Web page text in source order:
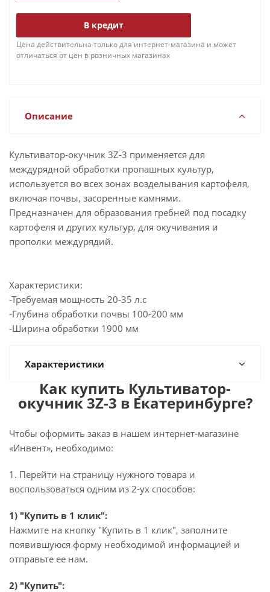
В кредит
Цена действительна только для интернет-магазина и может
отличаться от цен в розничных магазинах
Описание
Культиватор-окучник 3Z-3 применяется для
междурядной обработки пропашных культур,
используется во всех зонах возделывания картофеля,
включая почвы, засоренные камнями.
Предназначен для образования гребней под посадку
картофеля и других культур, для окучивания и
прополки междурядий.
Характеристики:
-Требуемая мощность 20-35 л.с
-Глубина обработки почвы 100-200 мм
-Ширина обработки 1900 мм
Характеристики
Как купить Культиватор-
окучник 3Z-3 в Екатеринбурге?
Чтобы оформить заказ в нашем интернет-магазине
«Инвент», необходимо:
1. Перейти на страницу нужного товара и
воспользоваться одним из 2-ух способов:
1) "Купить в 1 клик":
Нажмите на кнопку "Купить в 1 клик", заполните
появившуюся форму необходимой информацией и
отправьте ее нам.
2) "Купить":